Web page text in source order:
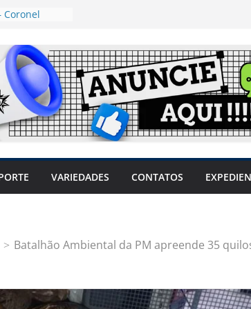
Coronel
mulheres
travar o
produtores
sem
sintomas,
VARIEDADES CONTATOS
Batalhão Ambiental da PM apreende 35